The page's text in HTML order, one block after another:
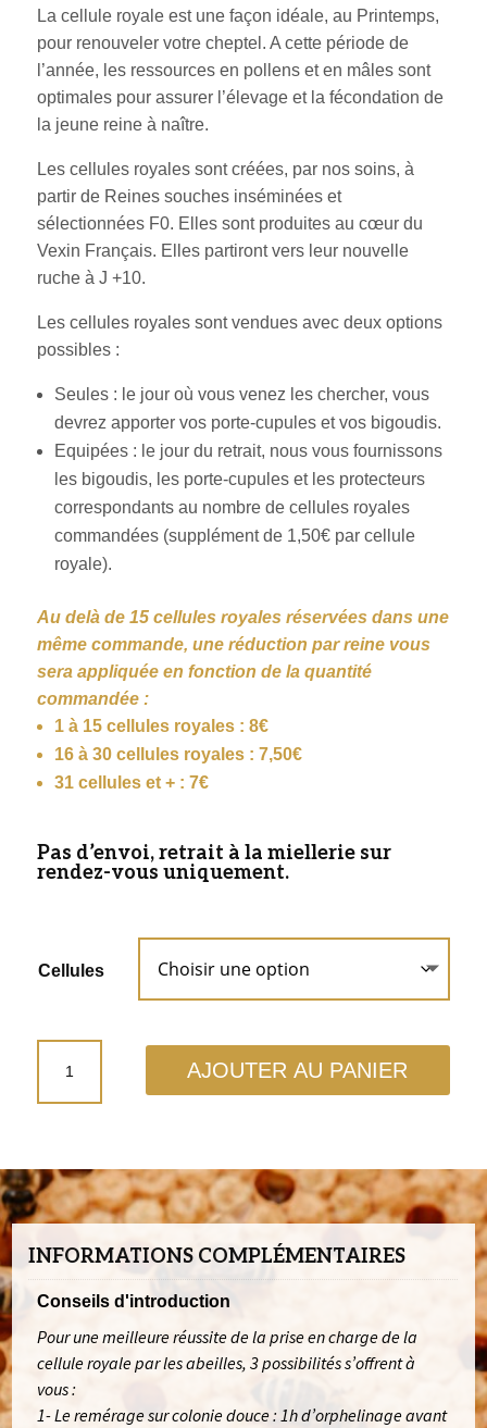
9,50 €
La cellule royale est une façon idéale, au Printemps,
pour renouveler votre cheptel. A cette période de
l’année, les ressources en pollens et en mâles sont
optimales pour assurer l’élevage et la fécondation de
la jeune reine à naître.
Les cellules royales sont créées, par nos soins, à
partir de Reines souches inséminées et
sélectionnées F0. Elles sont produites au cœur du
Vexin Français. Elles partiront vers leur nouvelle
ruche à J +10.
Les cellules royales sont vendues avec deux options
possibles :
Seules : le jour où vous venez les chercher, vous
devrez apporter vos porte-cupules et vos bigoudis.
Equipées : le jour du retrait, nous vous fournissons
les bigoudis, les porte-cupules et les protecteurs
correspondants au nombre de cellules royales
commandées (supplément de 1,50€ par cellule
royale).
Au delà de 15 cellules royales réservées dans une
même commande, une réduction par reine vous
sera appliquée en fonction de la quantité
commandée :
1 à 15 cellules royales : 8€
16 à 30 cellules royales : 7,50€
31 cellules et + : 7€
Pas d’envoi, retrait à la miellerie sur
rendez-vous uniquement.
Cellules
Buckfast
(origine
Frère
Adam)
AJOUTER AU PANIER
INFORMATIONS COMPLÉMENTAIRES
Conseils d'introduction
Pour une meilleure réussite de la prise en charge de la
cellule royale par les abeilles, 3 possibilités s’offrent à
vous :
1- Le remérage sur colonie douce : 1h d’orphelinage avant